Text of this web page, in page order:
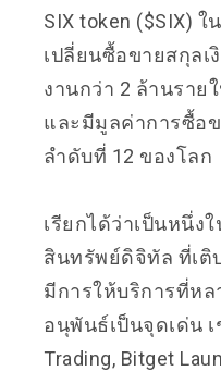
SIX token ($SIX)
เปลี่ยนซื้อขายสกุล
งานกว่า 2 ล้านราย
และมีมูลค่าการซื้อ
ลำดับที่ 12 ของโลก
เรียกได้ว่าเป็นหนึ่ง
สินทรัพย์ดิจิทัล ที่เติ
มีการให้บริการที่หล
อนุพันธ์เป็นจุดเด่น
Trading, Bitget